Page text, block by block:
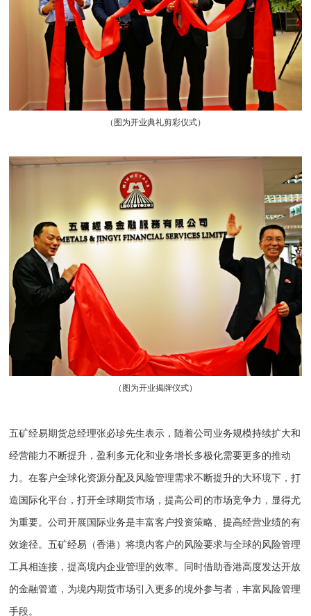
（图为开业典礼剪彩仪式）
（图为开业揭牌仪式）
五矿经易期货总经理张必珍先生表示，随着公司业务规模持续扩大和
经营能力不断提升，盈利多元化和业务增长多极化需要更多的推动
力。在客户全球化资源分配及风险管理需求不断提升的大环境下，打
造国际化平台，打开全球期货市场，提高公司的市场竞争力，显得尤
为重要。公司开展国际业务是丰富客户投资策略、提高经营业绩的有
效途径。五矿经易（香港）将境内客户的风险要求与全球的风险管理
工具相连接，提高境内企业管理的效率。同时借助香港高度发达开放
的金融管道，为境内期货市场引入更多的境外参与者，丰富风险管理
手段。